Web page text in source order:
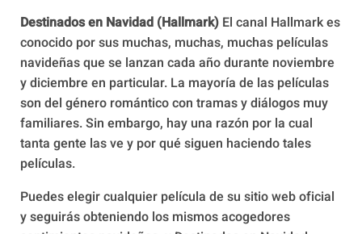
Destinados en Navidad (Hallmark) El canal Hallmark es
conocido por sus muchas, muchas, muchas películas
navideñas que se lanzan cada año durante noviembre
y diciembre en particular. La mayoría de las películas
son del género romántico con tramas y diálogos muy
familiares. Sin embargo, hay una razón por la cual
tanta gente las ve y por qué siguen haciendo tales
películas.
Puedes elegir cualquier película de su sitio web oficial
y seguirás obteniendo los mismos acogedores